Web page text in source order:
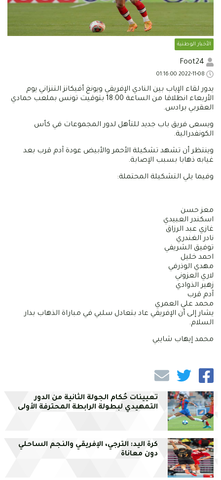
الأخبار الوطنية
يدور لقاء الإياب بين النادي الإفريقي ويونغ أفيكانز التنزاني يوم
الأربعاء انطلاقا من الساعة 18:00 بتوقيت تونس بملعب حمادي
العقربي برادس.
ويسعى فريق باب جديد للتأهل لدور المجموعات في كأس
الكونفدرالية.
وينتظر أن تشهد تشكيلة الأحمر والأبيض عودة آدم قرب بعد
غيابه ذهابا بسبب الإصابة.
وفيما يلي التشكيلة المحتملة:
معز حسن
اسكندر العبيدي
غازي عبد الرزاق
نادر الغندري
توفيق الشريفي
احمد خليل
مهدي الوذرفي
لاري العزوني
زهير الذوادي
آدم قرب
محمد علي العمري
يشار إلى أن الإفريقي عاد بتعادل سلبي في مباراة الذهاب بدار
السلام.
محمد إيهاب شايبي
تعيينات حُكام الجولة الثانية من الدور
التمهيدي لبطولة الرابطة المحترفة الأولى
كرة اليد: الترجي، الإفريقي والنجم الساحلي
دون معاناة